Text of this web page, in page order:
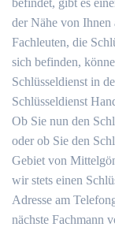
befindet, gibt es
der Nähe von
Fachleuten, die
sich befinden,
Schlüsseldienst in
Schlüsseldienst
Ob Sie nun den
oder ob Sie den
Gebiet von
wir stets einen
Adresse am
nächste Fachmann